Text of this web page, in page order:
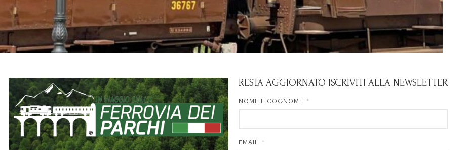
RESTA AGGIORNATO ISCRIVITI ALLA NEWSLETTER
NOME E COGNOME
EMAIL